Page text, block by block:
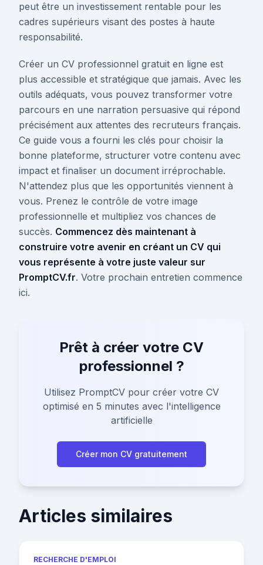
peut être un investissement rentable pour les
cadres supérieurs visant des postes à haute
responsabilité.
Créer un CV professionnel gratuit en ligne est
plus accessible et stratégique que jamais. Avec les
outils adéquats, vous pouvez transformer votre
parcours en une narration persuasive qui répond
précisément aux attentes des recruteurs français.
Ce guide vous a fourni les clés pour choisir la
bonne plateforme, structurer votre contenu avec
impact et finaliser un document irréprochable.
N'attendez plus que les opportunités viennent à
vous. Prenez le contrôle de votre image
professionnelle et multipliez vos chances de
succès. Commencez dès maintenant à
construire votre avenir en créant un CV qui
vous représente à votre juste valeur sur
PromptCV.fr. Votre prochain entretien commence
ici.
Prêt à créer votre CV
professionnel ?
Utilisez PromptCV pour créer votre CV
optimisé en 5 minutes avec l'intelligence
artificielle
Créer mon CV gratuitement
Articles similaires
RECHERCHE D'EMPLOI